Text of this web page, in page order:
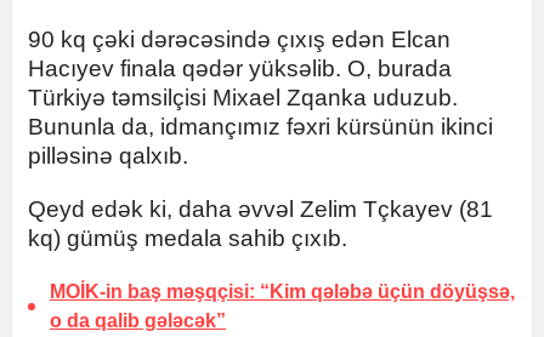
90 kq çəki dərəcəsində çıxış edən Elcan
Hacıyev finala qədər yüksəlib. O, burada
Türkiyə təmsilçisi Mixael Zqanka uduzub.
Bununla da, idmançımız fəxri kürsünün ikinci
pilləsinə qalxıb.
Qeyd edək ki, daha əvvəl Zelim Tçkayev (81
kq) gümüş medala sahib çıxıb.
MOİK-in baş məşqçisi: “Kim qələbə üçün döyüşsə,
o da qalib gələcək”